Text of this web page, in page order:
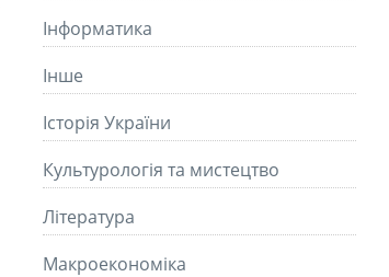
Інформатика
Інше
Історія України
Культурологія та мистецтво
Літературa
Макроекономіка